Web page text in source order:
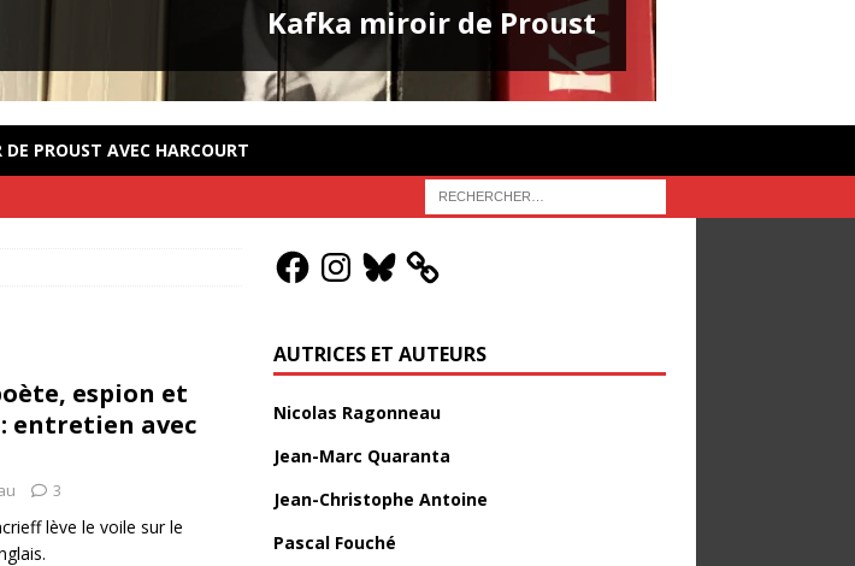
Kafka miroir de Proust
PROUST AVEC HARCOURT
espion et
entretien avec
3
lève le voile sur le
AUTRICES ET AUTEURS
Nicolas Ragonneau
Jean-Marc Quaranta
Jean-Christophe Antoine
Pascal Fouché